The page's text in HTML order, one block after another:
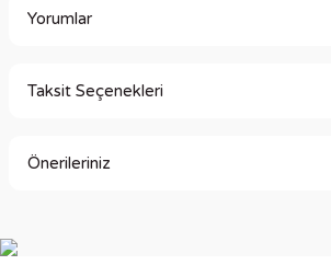
Yorumlar
Taksit Seçenekleri
Önerileriniz